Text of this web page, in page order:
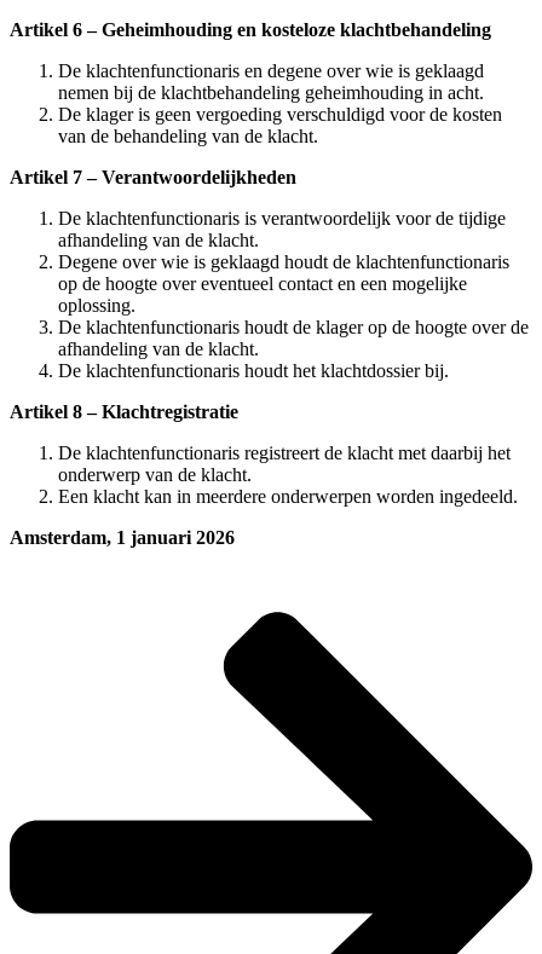
Artikel 6 – Geheimhouding en kosteloze klachtbehandeling
De klachtenfunctionaris en degene over wie is geklaagd
nemen bij de klachtbehandeling geheimhouding in acht.
De klager is geen vergoeding verschuldigd voor de kosten
van de behandeling van de klacht.
Artikel 7 – Verantwoordelijkheden
De klachtenfunctionaris is verantwoordelijk voor de tijdige
afhandeling van de klacht.
Degene over wie is geklaagd houdt de klachtenfunctionaris
op de hoogte over eventueel contact en een mogelijke
oplossing.
De klachtenfunctionaris houdt de klager op de hoogte over de
afhandeling van de klacht.
De klachtenfunctionaris houdt het klachtdossier bij.
Artikel 8 – Klachtregistratie
De klachtenfunctionaris registreert de klacht met daarbij het
onderwerp van de klacht.
Een klacht kan in meerdere onderwerpen worden ingedeeld.
Amsterdam, 1 januari 2026